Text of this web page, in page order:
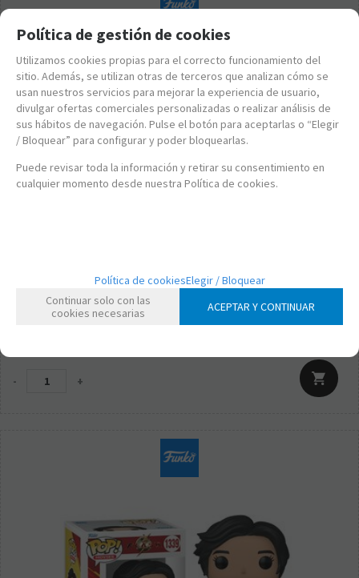
FUNKO POP! THE FLASH - BLOODWORK
15,95€
- +
Política de gestión de cookies
Utilizamos cookies propias para el correcto funcionamiento del
sitio. Además, se utilizan otras de terceros que analizan cómo se
usan nuestros servicios para mejorar la experiencia de usuario,
divulgar ofertas comerciales personalizadas o realizar análisis de
sus hábitos de navegación. Pulse el botón para aceptarlas o “Elegir
/ Bloquear” para configurar y poder bloquearlas.
Puede revisar toda la información y retirar su consentimiento en
cualquier momento desde nuestra Política de cookies.
Política de cookiesElegir / Bloquear
Continuar solo con las
cookies necesarias
ACEPTAR Y CONTINUAR